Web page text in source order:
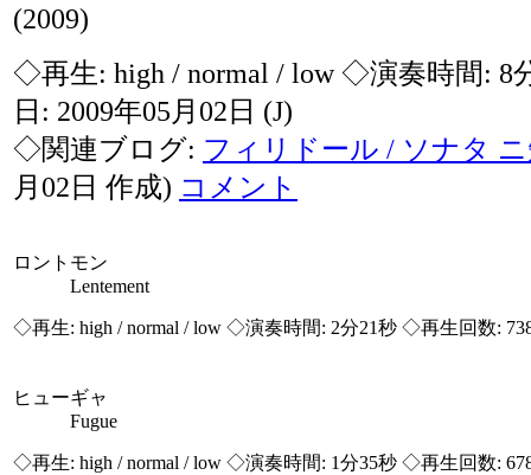
(2009)
◇再生: high / normal / low ◇演奏時間: 8
日: 2009年05月02日 (J)
◇関連ブログ: フィリドール / ソナタ
月02日 作成) コメント
ロントモン
Lentement
◇再生: high / normal / low ◇演奏時間: 2分21秒 ◇再生回数:
ヒューギャ
Fugue
◇再生: high / normal / low ◇演奏時間: 1分35秒 ◇再生回数: